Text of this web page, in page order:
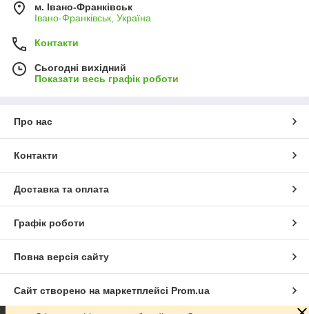
м. Івано-Франківськ
Івано-Франківськ, Україна
Контакти
Сьогодні вихідний
Показати весь графік роботи
Про нас
Контакти
Доставка та оплата
Графік роботи
Повна версія сайту
Сайт створено на маркетплейсі Prom.ua